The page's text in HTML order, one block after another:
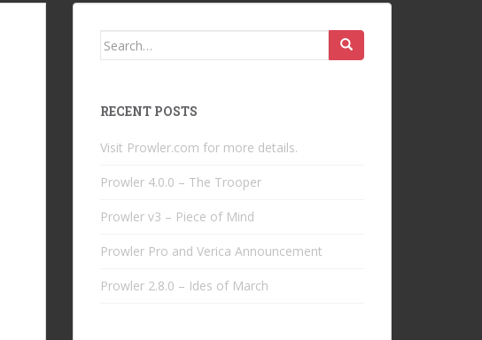
Search
RECENT POSTS
Visit Prowler.com for more details.
Prowler 4.0.0 – The Trooper
Prowler v3 – Piece of Mind
Prowler Pro and Verica Announcement
Prowler 2.8.0 – Ides of March